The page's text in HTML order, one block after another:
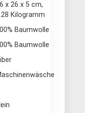
x 26 x 5 cm,
Kilogramm
Baumwolle
Baumwolle